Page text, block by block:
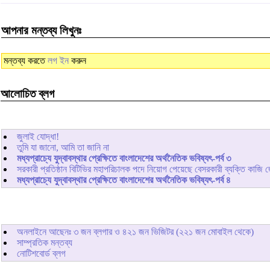
আপনার মন্তব্য লিখুনঃ
মন্তব্য করতেলগ ইন করুন
আলোচিত ব্লগ
জুলাই যোদ্ধা!
তুমি যা জানো, আমি তা জানি না
মধ্যপ্রাচ্যে যুদ্বাবস্থার প্রেক্ষিতে বাংলাদেশের অর্থনৈতিক ভবিষ্যৎ-পর্ব ৩
সরকারী প্রতিষ্ঠান বিটিভির মহাপরিচালক পদে নিয়োগ পেয়েছে বেসরকারী ব্যক্তি কাজি
মধ্যপ্রাচ্যে যুদ্বাবস্থার প্রেক্ষিতে বাংলাদেশের অর্থনৈতিক ভবিষ্যৎ-পর্ব ৪
অনলাইনে আছেনঃ ৩ জন ব্লগার ও ৪২১ জন ভিজিটর (২২১ জন মোবাইল থেকে)
সাম্প্রতিক মন্তব্য
নোটিশবোর্ড ব্লগ